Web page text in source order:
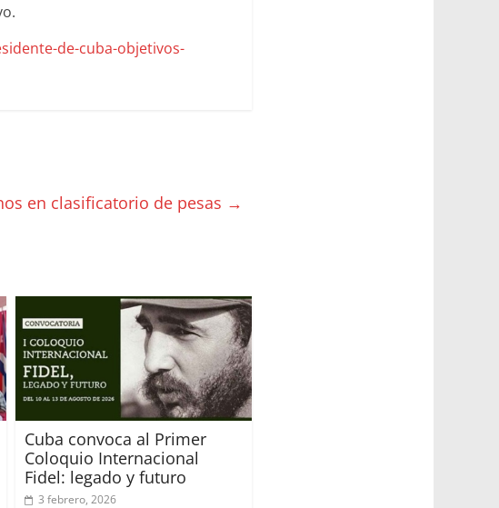
de-cuba-objetivos-
en clasificatorio de pesas →
Cuba convoca al Primer
Coloquio Internacional
Fidel: legado y futuro
3 febrero, 2026